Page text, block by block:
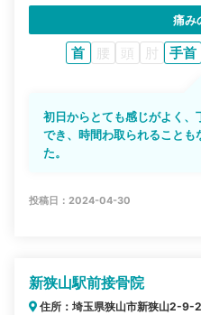
痛み
首 腰 頭 肘 手首
初日からとても感じがよく
でき、時間わ取られること
た。
投稿日：2024-04-30
新狭山駅前接骨院
住所：埼玉県狭山市新狭山2-9-